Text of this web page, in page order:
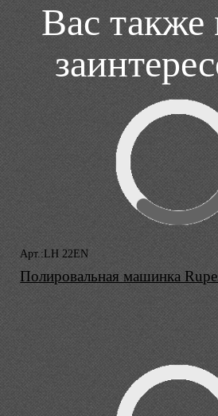
Вас
Арт.:LH 22EN
Полировальная машинка